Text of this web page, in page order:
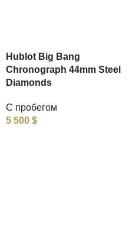
Hublot Big Bang
Chronograph 44mm Steel
Diamonds
С пробегом
5 500 $